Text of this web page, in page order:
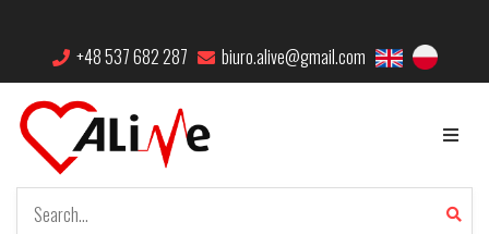
+48 537 682 287 biuro.alive@gmail.com